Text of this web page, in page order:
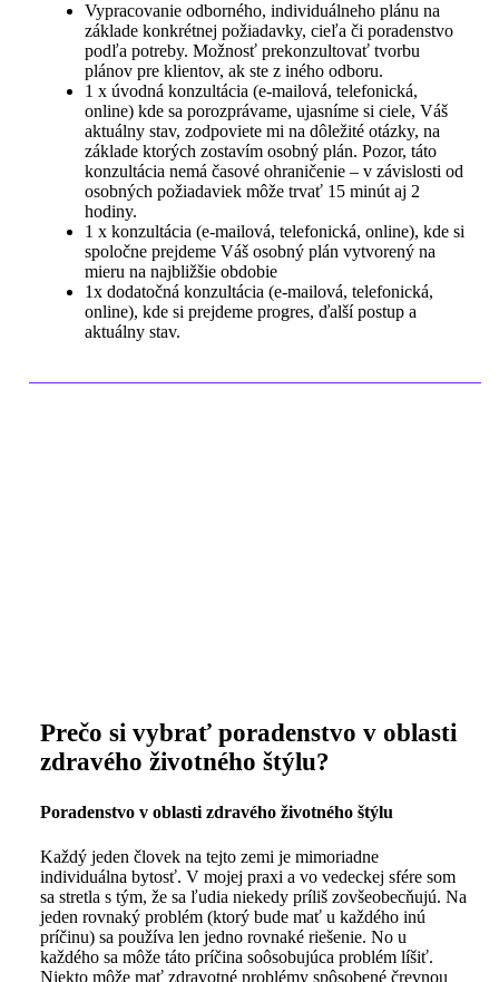
Vypracovanie odborného, individuálneho plánu na
základe konkrétnej požiadavky, cieľa či poradenstvo
podľa potreby. Možnosť prekonzultovať tvorbu
plánov pre klientov, ak ste z iného odboru.
1 x úvodná konzultácia (e-mailová, telefonická,
online) kde sa porozprávame, ujasníme si ciele, Váš
aktuálny stav, zodpoviete mi na dôležité otázky, na
základe ktorých zostavím osobný plán. Pozor, táto
konzultácia nemá časové ohraničenie – v závislosti od
osobných požiadaviek môže trvať 15 minút aj 2
hodiny.
1 x konzultácia (e-mailová, telefonická, online), kde si
spoločne prejdeme Váš osobný plán vytvorený na
mieru na najbližšie obdobie
1x dodatočná konzultácia (e-mailová, telefonická,
online), kde si prejdeme progres, ďalší postup a
aktuálny stav.
Prečo si vybrať poradenstvo v oblasti
zdravého životného štýlu?
Poradenstvo v oblasti zdravého životného štýlu
Každý jeden človek na tejto zemi je mimoriadne
individuálna bytosť. V mojej praxi a vo vedeckej sfére som
sa stretla s tým, že sa ľudia niekedy príliš zovšeobecňujú. Na
jeden rovnaký problém (ktorý bude mať u každého inú
príčinu) sa používa len jedno rovnaké riešenie. No u
každého sa môže táto príčina soôsobujúca problém líšiť.
Niekto môže mať zdravotné problémy spôsobené črevnou